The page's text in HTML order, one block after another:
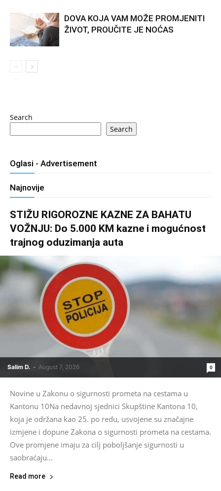
DOVA KOJA VAM MOŽE PROMJENITI
ŽIVOT, PROUČITE JE NOĆAS
Search
Search
Oglasi - Advertisement
Najnovije
STIŽU RIGOROZNE KAZNE ZA BAHATU
VOŽNJU: Do 5.000 KM kazne i mogućnost
trajnog oduzimanja auta
Salim D. - August 7, 2026 0
Novine u Zakonu o sigurnosti prometa na cestama u
Kantonu 10Na nedavnoj sjednici Skupštine Kantona 10,
koja je održana kao 25. po redu, usvojene su značajne
izmjene i dopune Zakona o sigurnosti prometa na cestama.
Ove promjene imaju za cilj poboljšanje sigurnosti u
saobraćaju...
Read more